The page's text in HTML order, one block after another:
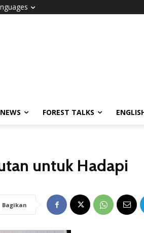
FOREST TALKS
untuk Hadapi
Bagikan